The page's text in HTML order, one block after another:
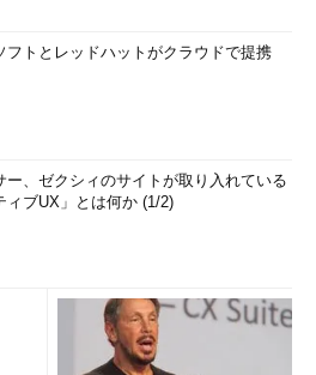
フトとレッドハットがクラウドで提携
ー、ゼクシィのサイトが取り入れている
ィブUX」とは何か (1/2)